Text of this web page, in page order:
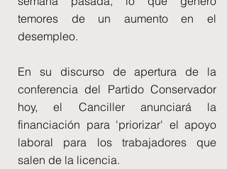
temores de un aumento en el
desempleo.
En su discurso de apertura de la
conferencia del Partido Conservador
hoy, el Canciller anunciará la
financiación para 'priorizar' el apoyo
laboral para los trabajadores que
salen de la licencia.